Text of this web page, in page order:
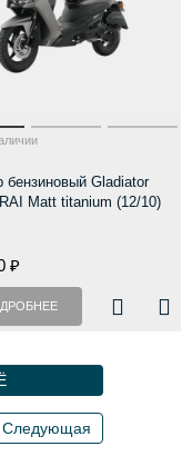
бензиновый Gladiator
Matt titanium (12/10)
₽
Следующая